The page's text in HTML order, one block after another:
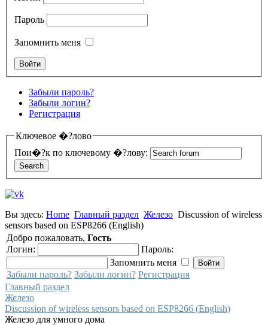
Пароль
Запомнить меня
Забыли пароль?
Забыли логин?
Регистрация
Ключевое �?лово
Пои�?к по ключевому �?лову:
Вы здесь: Home Главный раздел Железо Discussion of wireless
sensors based on ESP8266 (English)
Добро пожаловать, Гость
Логин:
Пароль:
Запомнить меня
Забыли пароль? Забыли логин? Регистрация
Главный раздел
Железо
Discussion of wireless sensors based on ESP8266 (English)
Железо для умного дома